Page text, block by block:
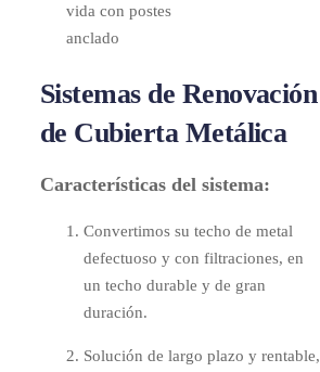
vida con postes
anclado
Sistemas de Renovación
de Cubierta Metálica
Características del sistema:
Convertimos su techo de metal
defectuoso y con filtraciones, en
un techo durable y de gran
duración.
Solución de largo plazo y rentable,